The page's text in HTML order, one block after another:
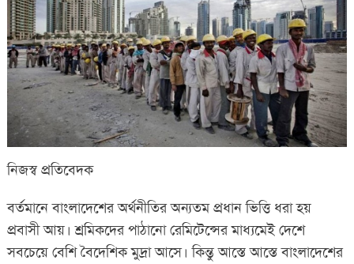
নিজস্ব প্রতিবেদক
বর্তমানে বাংলাদেশের অর্থনীতির অন্যতম প্রধান ভিত্তি ধরা হয়
প্রবাসী আয়। শ্রমিকদের পাঠানো রেমিটেন্সের মাধ্যমেই দেশে
সবচেয়ে বেশি বৈদেশিক মুদ্রা আসে। কিন্তু আস্তে আস্তে বাংলাদেশের